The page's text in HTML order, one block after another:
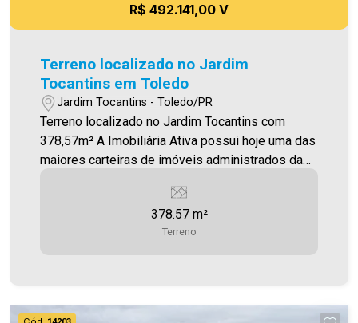
R$ 492.141,00 V
Terreno localizado no Jardim
Tocantins em Toledo
Jardim Tocantins - Toledo/PR
Terreno localizado no Jardim Tocantins com
378,57m² A Imobiliária Ativa possui hoje uma das
maiores carteiras de imóveis administrados da
Fotos meramente ilustrativas
378.57 m²
Terreno